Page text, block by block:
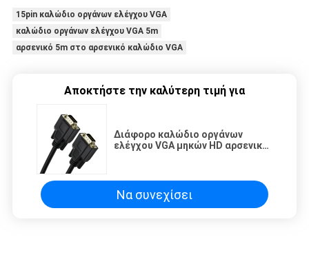
15pin καλώδιο οργάνων ελέγχου VGA
καλώδιο οργάνων ελέγχου VGA 5m
αρσενικό 5m στο αρσενικό καλώδιο VGA
Αποκτήστε την καλύτερη τιμή για
Διάφορο καλώδιο οργάνων
ελέγχου VGA μηκών HD αρσενικό
Να συνεχίσει